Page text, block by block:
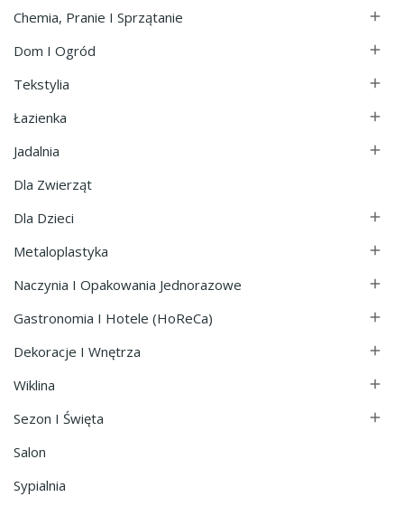
Chemia, Pranie I Sprzątanie 
Dom I Ogród 
Tekstylia 
Łazienka 
Jadalnia 
Dla Zwierząt
Dla Dzieci

Metaloplastyka 
Naczynia I Opakowania Jednorazowe 
Gastronomia I Hotele (HoReCa) 
Dekoracje I Wnętrza 
Wiklina 
Sezon I Święta 
Salon
Sypialnia